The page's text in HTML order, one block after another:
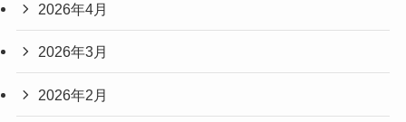
2026年4月
2026年3月
2026年2月